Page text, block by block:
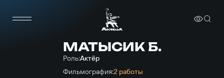
МАТЫСИК Б.
Роль:Актёр
Фильмография:2 работы